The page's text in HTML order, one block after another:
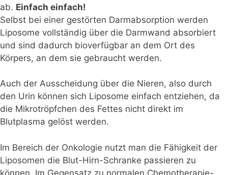
ab. Einfach einfach!
Selbst bei einer gestörten Darmabsorption werden
Liposome vollständig über die Darmwand absorbiert
und sind dadurch bioverfügbar an dem Ort des
Körpers, an dem sie gebraucht werden.
Auch der Ausscheidung über die Nieren, also durch
den Urin können sich Liposome einfach entziehen, da
die Mikrotröpfchen des Fettes nicht direkt im
Blutplasma gelöst werden.
Im Bereich der Onkologie nutzt man die Fähigkeit der
Liposomen die Blut-Hirn-Schranke passieren zu
können. Im Gegensatz zu normalen Chemotherapie-